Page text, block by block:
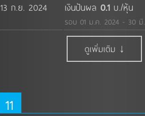
13 ก.ย. 2024 เงินปันผล 0.1บ./หุ้น
รอบ 01 ม.ค. 2024 - 30 มิ
ดูเพิ่มเติม ↓
11